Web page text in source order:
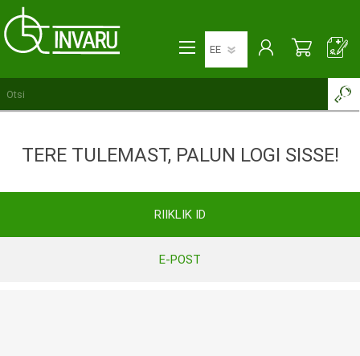
TERE TULEMAST, PALUN LOGI SISSE!
RIIKLIK ID
E-POST